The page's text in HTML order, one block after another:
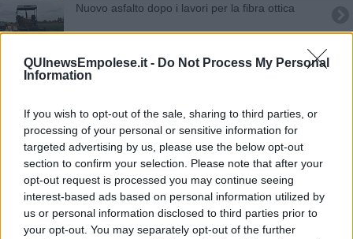
QUInewsEmpolese.it - Do Not Process My Personal
Information
If you wish to opt-out of the sale, sharing to third parties, or
processing of your personal or sensitive information for
targeted advertising by us, please use the below opt-out
section to confirm your selection. Please note that after your
opt-out request is processed you may continue seeing
interest-based ads based on personal information utilized by
us or personal information disclosed to third parties prior to
your opt-out. You may separately opt-out of the further
Nuovo asfalto dopo i lavori per la fibra ottica
Fiorentina Empoli, ecco i divieti a Campo di Marte
Treni, ferrovieri in sciopero ma solo fino alle 15
Lampedusa la porta d'Europa
La mostra Impossibile resta, ma cambia location
La truffa della barca ecologica coi fondi europei